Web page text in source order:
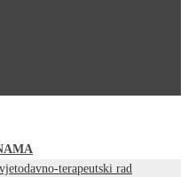
terapeutski rad